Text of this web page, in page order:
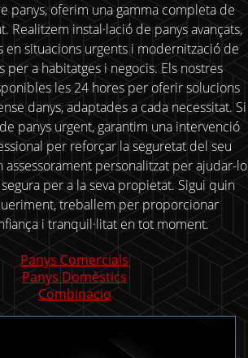
panys, oferim una gamma completa de
Realitzem instal·lació de panys avançats,
situacions urgents i modernització de
per a habitatges i negocis. Els nostres
les 24 hores per oferir solucions
danys, adaptades a cada necessitat. Si
panys urgent, garantim una intervenció
per reforçar la seguretat del seu
assessorament personalitzat per ajudar-lo
per a la seva propietat. Sigui quin
treballem per proporcionar
i tranquil·litat en tot moment.
Panys Comercials
Panys Domèstics
Combinacio